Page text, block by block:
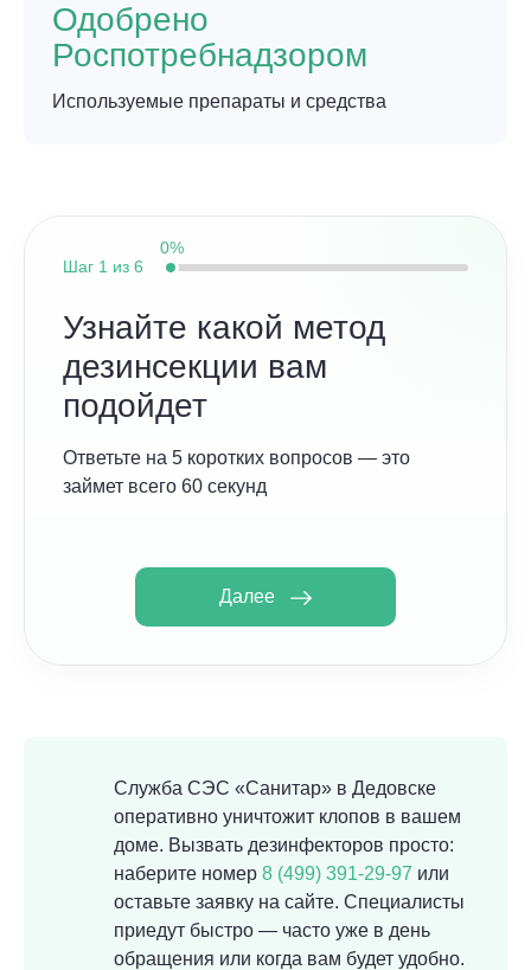
Одобрено
Роспотребнадзором
Используемые препараты и средства
Шаг 1 из 6
0%
Узнайте какой метод
дезинсекции вам
подойдет
Ответьте на 5 коротких вопросов — это
займет всего 60 секунд
Далее
Служба СЭС «Санитар» в Дедовске
оперативно уничтожит клопов в вашем
доме. Вызвать дезинфекторов просто:
наберите номер 8 (499) 391-29-97 или
оставьте заявку на сайте. Специалисты
приедут быстро — часто уже в день
обращения или когда вам будет удобно.